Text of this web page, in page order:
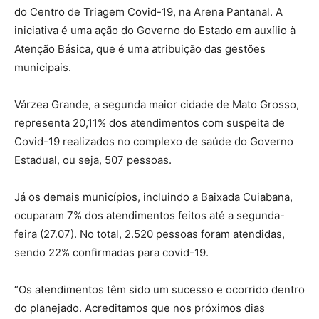
do Centro de Triagem Covid-19, na Arena Pantanal. A
iniciativa é uma ação do Governo do Estado em auxílio à
Atenção Básica, que é uma atribuição das gestões
municipais.
Várzea Grande, a segunda maior cidade de Mato Grosso,
representa 20,11% dos atendimentos com suspeita de
Covid-19 realizados no complexo de saúde do Governo
Estadual, ou seja, 507 pessoas.
Já os demais municípios, incluindo a Baixada Cuiabana,
ocuparam 7% dos atendimentos feitos até a segunda-
feira (27.07). No total, 2.520 pessoas foram atendidas,
sendo 22% confirmadas para covid-19.
“Os atendimentos têm sido um sucesso e ocorrido dentro
do planejado. Acreditamos que nos próximos dias